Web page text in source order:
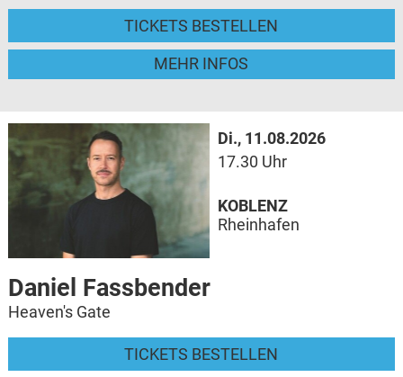
TICKETS BESTELLEN
MEHR INFOS
Di., 11.08.2026
17.30 Uhr
Daniel Fassbender
Heaven's Gate
TICKETS BESTELLEN
KOBLENZ
Rheinhafen